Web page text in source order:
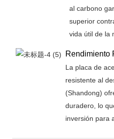
al carbono
superior
vida útil de la
Rendimiento
La placa de
resistente al
(Shandong)
duradero, lo
inversión para